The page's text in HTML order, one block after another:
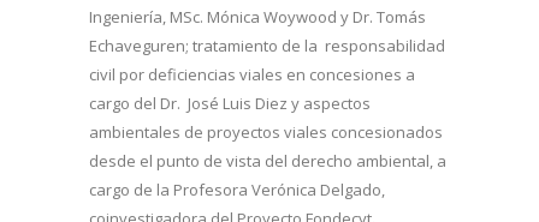
Ingeniería, MSc. Mónica Woywood y Dr. Tomás
Echaveguren; tratamiento de la responsabilidad
civil por deficiencias viales en concesiones a
cargo del Dr. José Luis Diez y aspectos
ambientales de proyectos viales concesionados
desde el punto de vista del derecho ambiental, a
cargo de la Profesora Verónica Delgado,